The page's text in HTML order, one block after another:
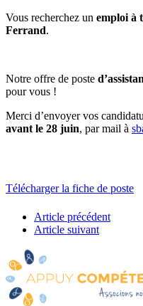
Vous recherchez un emploi à
Ferrand.
Notre offre de poste
pour vous !
Merci d’envoyer vos
avant le 28 juin, par mail à
Télécharger la fiche de poste
Article précédent
Article suivant